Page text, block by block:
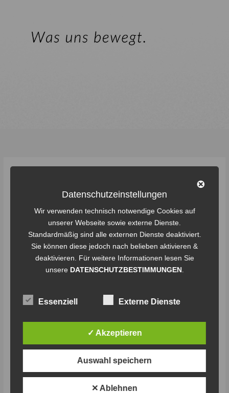
Rollkollektiv 4 Tore e. V.
Schreibe einen Kommentar /Staffel 1/CL
Rollkollektiv
Datenschutzeinstellungen
Wir verwenden technisch notwendige Cookies auf
unserer Webseite sowie externe Dienste.
Standardmäßig sind alle externen Dienste deaktiviert.
Sie können diese jedoch nach belieben aktivieren &
deaktivieren. Für weitere Informationen lesen Sie
unsere DATENSCHUTZBESTIMMUNGEN.
Essenziell Externe Dienste
✓ Akzeptieren
Auswahl speichern
✕ Ablehnen